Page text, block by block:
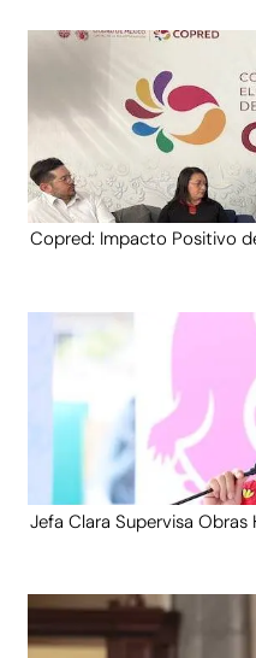
Copred: Impacto Positivo
Jefa Clara Supervisa Obras